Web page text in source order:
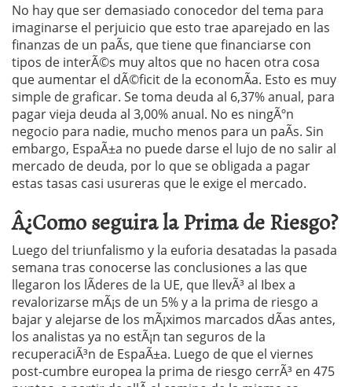
No hay que ser demasiado conocedor del tema para
imaginarse el perjuicio que esto trae aparejado en las
finanzas de un paÃ­s, que tiene que financiarse con
tipos de interÃ©s muy altos que no hacen otra cosa
que aumentar el dÃ©ficit de la economÃ­a. Esto es muy
simple de graficar. Se toma deuda al 6,37% anual, para
pagar vieja deuda al 3,00% anual. No es ningÃºn
negocio para nadie, mucho menos para un paÃ­s. Sin
embargo, EspaÃ±a no puede darse el lujo de no salir al
mercado de deuda, por lo que se obligada a pagar
estas tasas casi usureras que le exige el mercado.
Â¿Como seguira la Prima de Riesgo?
Luego del triunfalismo y la euforia desatadas la pasada
semana tras conocerse las conclusiones a las que
llegaron los lÃ­deres de la UE, que llevÃ³ al Ibex a
revalorizarse mÃ¡s de un 5% y a la prima de riesgo a
bajar y alejarse de los mÃ¡ximos marcados dÃ­as antes,
los analistas ya no estÃ¡n tan seguros de la
recuperaciÃ³n de EspaÃ±a. Luego de que el viernes
post-cumbre europea la prima de riesgo cerrÃ³ en 475